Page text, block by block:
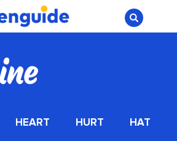
HEART HURT
HAT